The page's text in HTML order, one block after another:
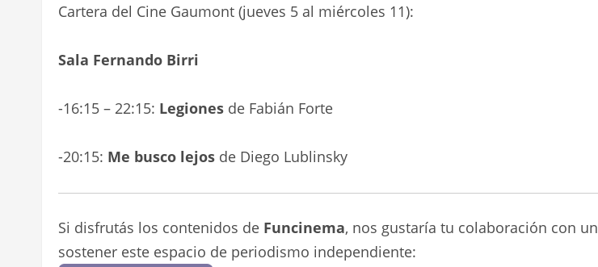
Cartera del Cine Gaumont (jueves 5 al miércoles 11):
Sala Fernando Birri
-16:15 – 22:15: Legiones de Fabián Forte
-20:15: Me busco lejos de Diego Lublinsky
Si disfrutás los contenidos de Funcinema, nos gustaría tu colaboración con un
sostener este espacio de periodismo independiente: